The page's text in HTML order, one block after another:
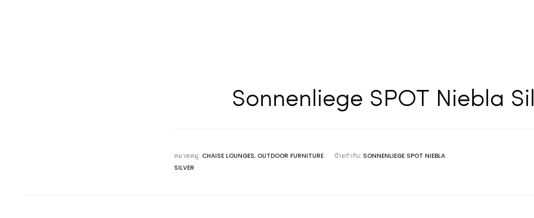
Sonnenliege SPOT Niebla
หมวดหมู่: CHAISE LOUNGES, OUTDOOR FURNITURE ป้ายกำกับ: SONNENLIEGE SPOT NIEBLA
SILVER